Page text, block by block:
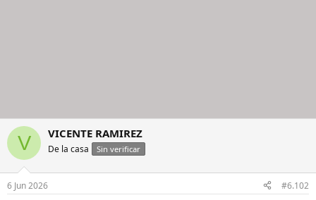
V VICENTE RAMIREZ
De la casa Sin verificar
6 Jun 2026 #6.102